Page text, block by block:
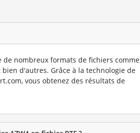
de nombreux formats de fichiers comme
et bien d'autres. Grâce à la technologie de
vous obtenez des résultats de